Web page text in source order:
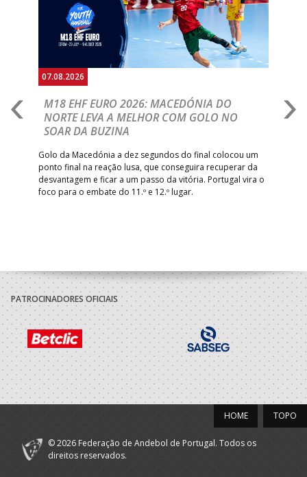
07.08.2026
M18 EHF EURO 2026: MACEDÓNIA DO
NORTE LEVA A MELHOR COM GOLO NO
SOAR DA BUZINA
Golo da Macedónia a dez segundos do final colocou um
ponto final na reação lusa, que conseguira recuperar da
desvantagem e ficar a um passo da vitória. Portugal vira o
foco para o embate do 11.º e 12.º lugar.
PATROCINADORES OFICIAIS
TOPO
HOME
© 2026 Federação de Andebol de Portugal. Todos os
direitos reservados.